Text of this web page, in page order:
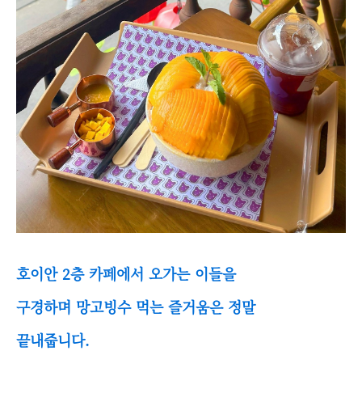
호이안 2층 카페에서 오가는 이들을
구경하며 망고빙수 먹는 즐거움은 정말
끝내줍니다.